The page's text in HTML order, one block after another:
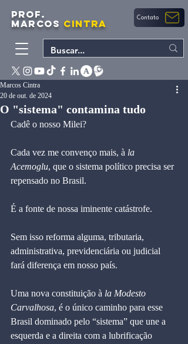
PROF.
MARCOS CINTRA Contato
O "sistema" contamina tudo
Marcos Cintra
20 de out. de 2024
Cadê o nosso Milei?
Cada vez me convenço mais, à la
Acemoglu, que o sistema político precisa ser
repensado no Brasil.
É a fonte de nossa iminente catástrofe.
Sem isso reforma alguma, tributaria,
administrativa, previdenciária ou judicial
fará diferença em nosso país.
Uma nova constituição à la Modesto
Carvalhosa, é o único caminho para esse
Brasil dominado pelo “sistema” que une a
esquerda e a direita com a lubrificação